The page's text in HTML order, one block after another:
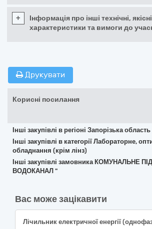
+
Інформація про інші технічні, якісні
характеристики та вимоги до
Друкувати
Корисні посилання
Інші закупівлі в регіоні Запорізька область
Інші закупівлі в категорії Лабораторне,
обладнання (крім лінз)
Інші закупівлі замовника КОМУНАЛЬНЕ
ВОДОКАНАЛ "
Вас може зацікавити